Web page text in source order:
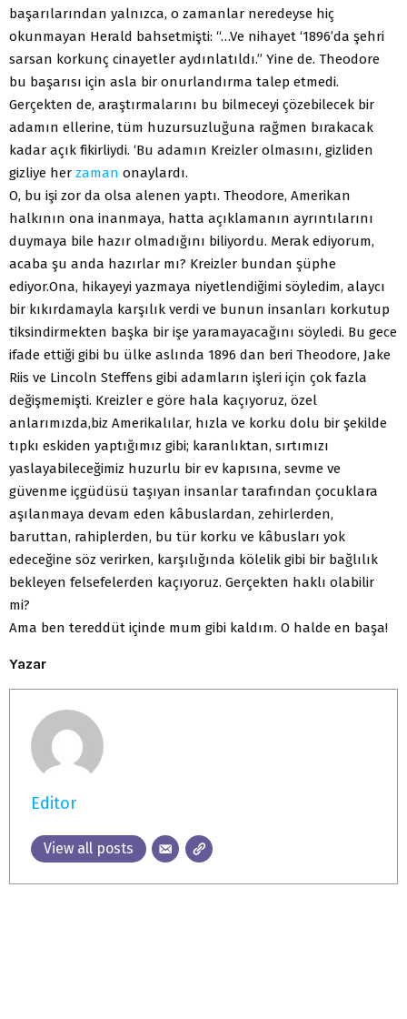
başarılarından yalnızca, o zamanlar neredeyse hiç
okunmayan Herald bahsetmişti: “…Ve nihayet ‘1896’da şehri
sarsan korkunç cinayetler aydınlatıldı.” Yine de. Theodore
bu başarısı için asla bir onurlandırma talep etmedi.
Gerçekten de, araştırmalarını bu bilmeceyi çözebilecek bir
adamın ellerine, tüm huzursuzluğuna rağmen bırakacak
kadar açık fikirliydi. ‘Bu adamın Kreizler olmasını, gizliden
gizliye her zaman onaylardı.
O, bu işi zor da olsa alenen yaptı. Theodore, Amerikan
halkının ona inanmaya, hatta açıklamanın ayrıntılarını
duymaya bile hazır olmadığını biliyordu. Merak ediyorum,
acaba şu anda hazırlar mı? Kreizler bundan şüphe
ediyor.Ona, hikayeyi yazmaya niyetlendiğimi söyledim, alaycı
bir kıkırdamayla karşılık verdi ve bunun insanları korkutup
tiksindirmekten başka bir işe yaramayacağını söyledi. Bu gece
ifade ettiği gibi bu ülke aslında 1896 dan beri Theodore, Jake
Riis ve Lincoln Steffens gibi adamların işleri için çok fazla
değişmemişti. Kreizler e göre hala kaçıyoruz, özel
anlarımızda,biz Amerikalılar, hızla ve korku dolu bir şekilde
tıpkı eskiden yaptığımız gibi; karanlıktan, sırtımızı
yaslayabileceğimiz huzurlu bir ev kapısına, sevme ve
güvenme içgüdüsü taşıyan insanlar tarafından çocuklara
aşılanmaya devam eden kâbuslardan, zehirlerden,
baruttan, rahiplerden, bu tür korku ve kâbusları yok
edeceğine söz verirken, karşılığında kölelik gibi bir bağlılık
bekleyen felsefelerden kaçıyoruz. Gerçekten haklı olabilir
mi?
Ama ben tereddüt içinde mum gibi kaldım. O halde en başa!
Yazar
Editor
View all posts